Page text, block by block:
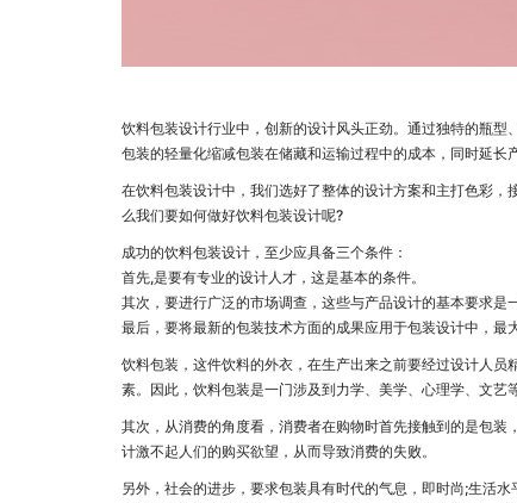
饮料包装设计行业中，创新的设计风头正劲。通过独特的瓶
包装的轻量化缩减包装在储藏和运输过程中的成本，同时延长
在饮料包装设计中，我们选好了整体的设计方案和主打色彩
么我们要如何做好饮料包装设计呢?
成功的饮料包装设计，至少应具备三个条件：
首先,是要有专业的设计人才，这是基本的条件。
其次，要进行广泛的市场调查，这些与产品设计的基本要求是
最后，要将最新的包装技术方面的成果应用于包装设计中，最
饮料包装，这件饮料的外衣，在生产出来之前要经过设计人
素。因此，饮料包装是一门涉及到力学、美学、心理学、文艺
其次，从消费的角度看，消费者在购物时首先接触到的是包
计激不起人们的购买欲望，从而导致消费的失败。
另外，社会的进步，要求包装具有时代的气息，即时尚;生活